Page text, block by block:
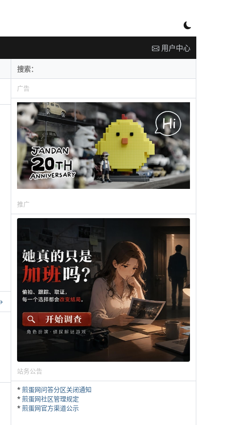
用户中心
广告
推广
站务公告
*煎蛋网问答分区关闭通知
*煎蛋网社区管理规定
*煎蛋网官方渠道公示